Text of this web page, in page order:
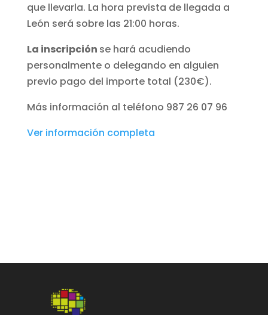
que llevarla. La hora prevista de llegada a
León será sobre las 21:00 horas.
La inscripción se hará acudiendo
personalmente o delegando en alguien
previo pago del importe total (230€).
Más información al teléfono 987 26 07 96
Ver información completa